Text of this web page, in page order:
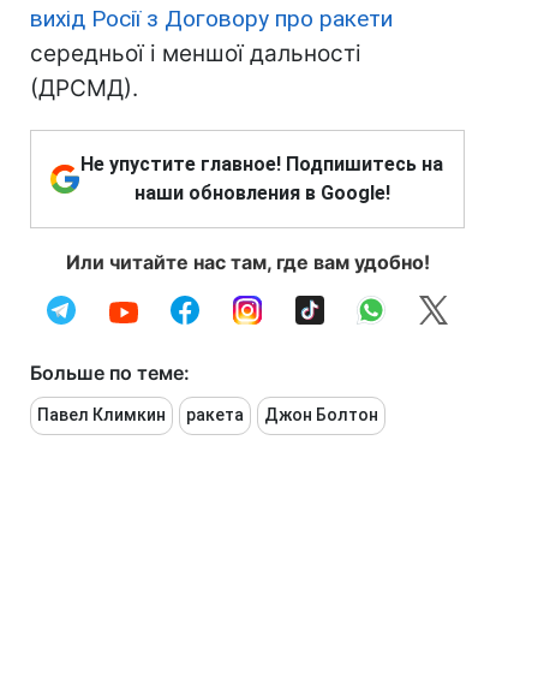
вихід Росії з Договору про ракети
середньої і меншої дальності
(ДРСМД).
Не упустите главное! Подпишитесь на
наши обновления в Google!
Или читайте нас там, где вам удобно!
Больше по теме:
Павел Климкин ракета Джон Болтон